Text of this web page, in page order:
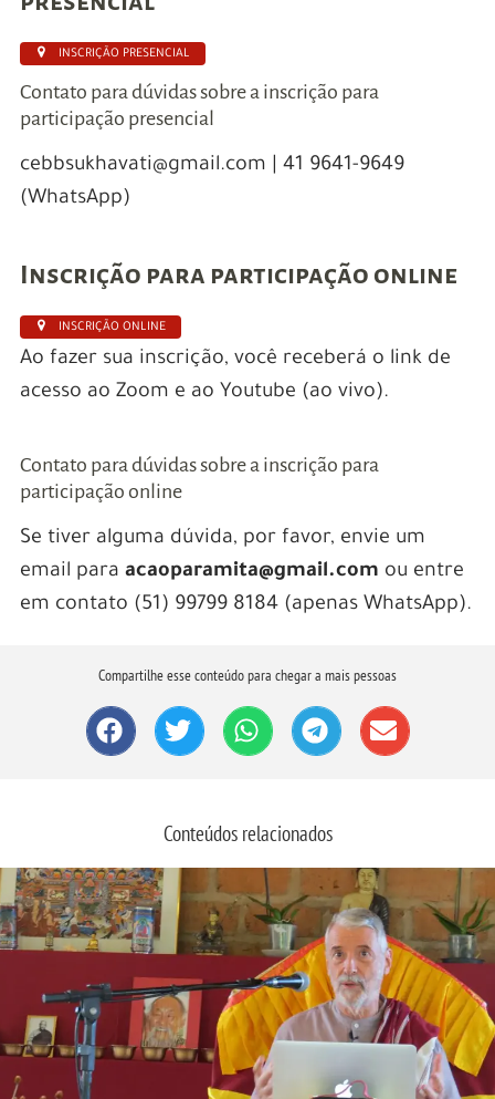
INSCRIÇÃO PRESENCIAL
Contato para dúvidas sobre a inscrição para
participação presencial
cebbsukhavati@gmail.com | 41 9641-9649
(WhatsApp)
Inscrição para participação online
INSCRIÇÃO ONLINE
Ao fazer sua inscrição, você receberá o link de
acesso ao Zoom e ao Youtube (ao vivo).
Contato para dúvidas sobre a inscrição para
participação online
Se tiver alguma dúvida, por favor, envie um
email para acaoparamita@gmail.com ou entre
em contato (51) 99799 8184 (apenas WhatsApp).
Compartilhe esse conteúdo para chegar a mais pessoas
Conteúdos relacionados